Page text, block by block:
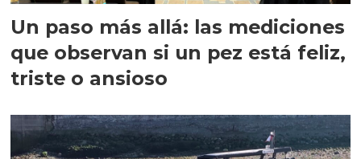
Un paso más allá: las mediciones
que observan si un pez está feliz,
triste o ansioso